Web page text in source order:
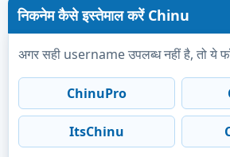
निकनेम कैसे इस्तेमाल करें Chinu
अगर सही username उपलब्ध नहीं है, तो ये
ChinuPro
ItsChinu